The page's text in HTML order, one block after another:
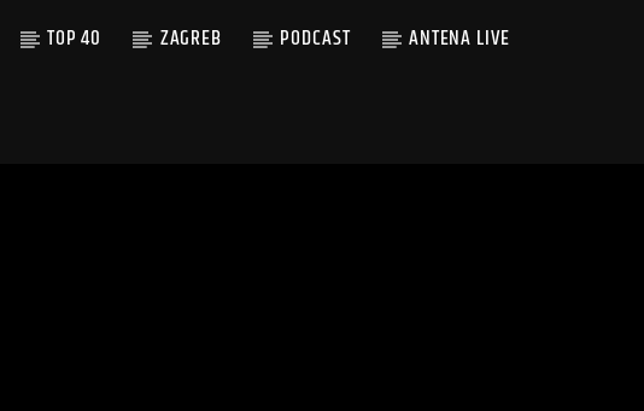
TOP 40 ZAGREB PODCAST ANTENA LIVE